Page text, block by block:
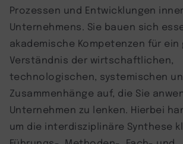
Prozessen und Entwicklungen
Unternehmens. Sie bauen sich
akademische Kompetenzen für
Verständnis der wirtschaftlichen,
technologischen, systemischen
Zusammenhänge auf, die Sie
Unternehmen zu lenken. Hierbei
um die interdisziplinäre Synthese